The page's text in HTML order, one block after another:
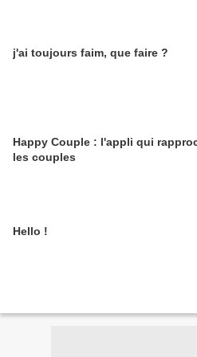
j'ai toujours faim, que faire ?
Happy Couple : l'appli qui
les couples
Hello !